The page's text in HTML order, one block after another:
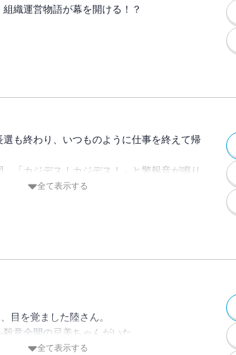
織運営物語が幕を開ける！？
も終わり、いつものように仕事を終えて帰
「カジデス！カジデス！」と警報音が鳴り
全て表示する
目を覚ました陸さん。
意全開の忌美ちゃんがいた。
い何が！？全て表示する